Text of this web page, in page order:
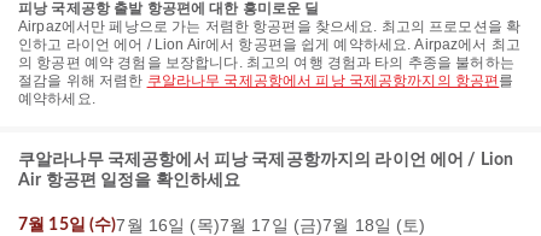
피낭 국제공항 출발 항공편에 대한 흥미로운 딜
Airpaz에서만 페낭으로 가는 저렴한 항공편을 찾으세요. 최고의 프로모션을 확
인하고 라이언 에어 / Lion Air에서 항공편을 쉽게 예약하세요. Airpaz에서 최고
의 항공편 예약 경험을 보장합니다. 최고의 여행 경험과 타의 추종을 불허하는
절감을 위해 저렴한 쿠알라나무 국제공항에서 피낭 국제공항까지의 항공편 를
예약하세요.
쿠알라나무 국제공항에서 피낭 국제공항까지의 라이언 에어 / Lion
Air 항공편 일정을 확인하세요
7월 15일 (수)7월 16일 (목)7월 17일 (금)7월 18일 (토)